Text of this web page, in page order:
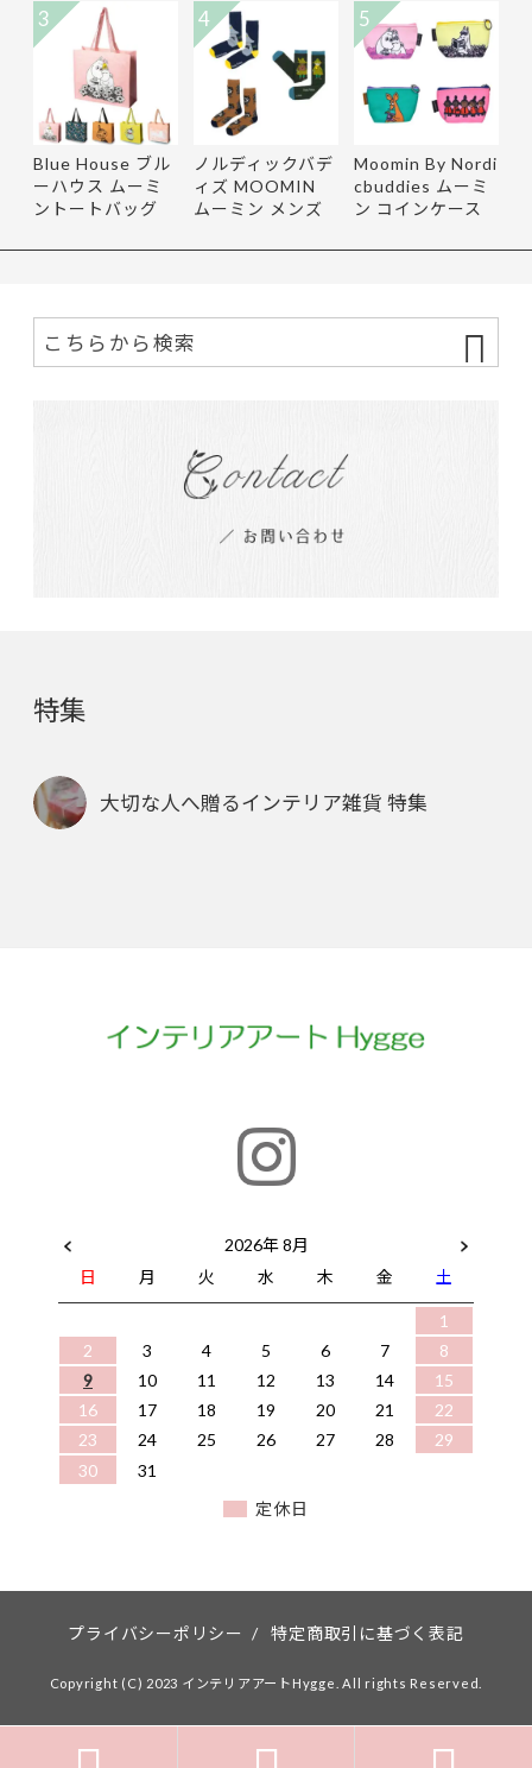
Blue House ブル
ーハウス ムーミ
ントートバッグ
3
ノルディックバデ
ィズ MOOMIN
ムーミン メンズ
4
Moomin By Nordi
cbuddies ムーミ
ン コインケース
5
特集
大切な人へ贈るインテリア雑貨 特集
2026年 8月
日
月 火 水 木 金
土
1
2
3 4 5 6 7
8
9
10 11 12 13 14
15
16
17 18 19 20 21
22
23
24 25 26 27 28
29
30
31
定休日
プライバシーポリシー / 特定商取引に基づく表記
Copyright (C) 2023 インテリアアートHygge. All rights Reserved.